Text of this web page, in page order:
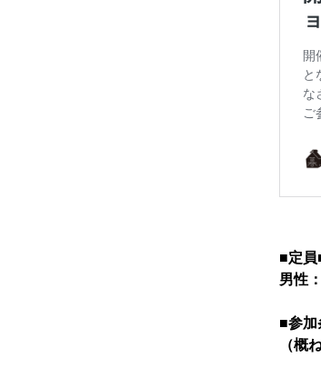
■定員
男性
■参加
（概